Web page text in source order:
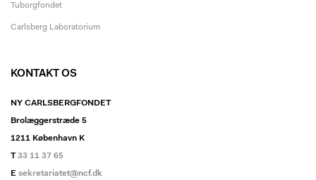
Tuborgfondet
Carlsberg Laboratorium
KONTAKT OS
NY CARLSBERGFONDET
Brolæggerstræde 5
1211 København K
T33 11 37 65
E sekretariatet@ncf.dk